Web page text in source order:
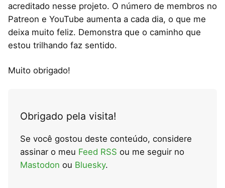
acreditado nesse projeto. O número de membros no
Patreon e YouTube aumenta a cada dia, o que me
deixa muito feliz. Demonstra que o caminho que
estou trilhando faz sentido.
Muito obrigado!
Obrigado pela visita!
Se você gostou deste conteúdo, considere
assinar o meu Feed RSS ou me seguir no
Mastodon ou Bluesky.